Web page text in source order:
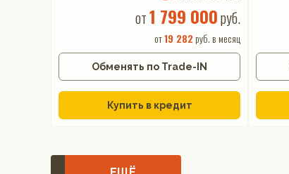
от1 799 000руб.
от19 282 руб. в месяц
Обменять по Trade-IN
Купить в кредит